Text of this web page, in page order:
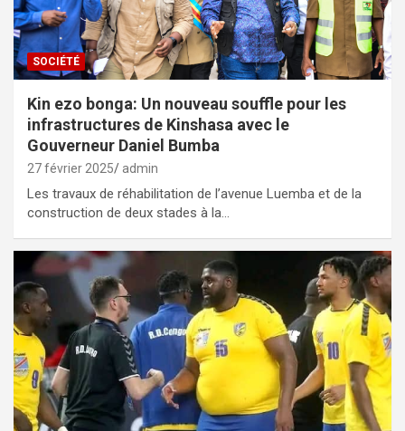
SOCIÉTÉ
Kin ezo bonga: Un nouveau souffle pour les
infrastructures de Kinshasa avec le
Gouverneur Daniel Bumba
27 février 2025 admin
Les travaux de réhabilitation de l’avenue Luemba et de la
construction de deux stades à la…